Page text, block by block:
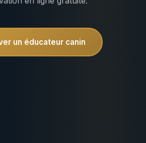
un éducateur canin